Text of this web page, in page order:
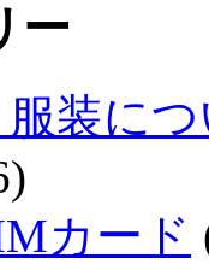
ー
装に
カード